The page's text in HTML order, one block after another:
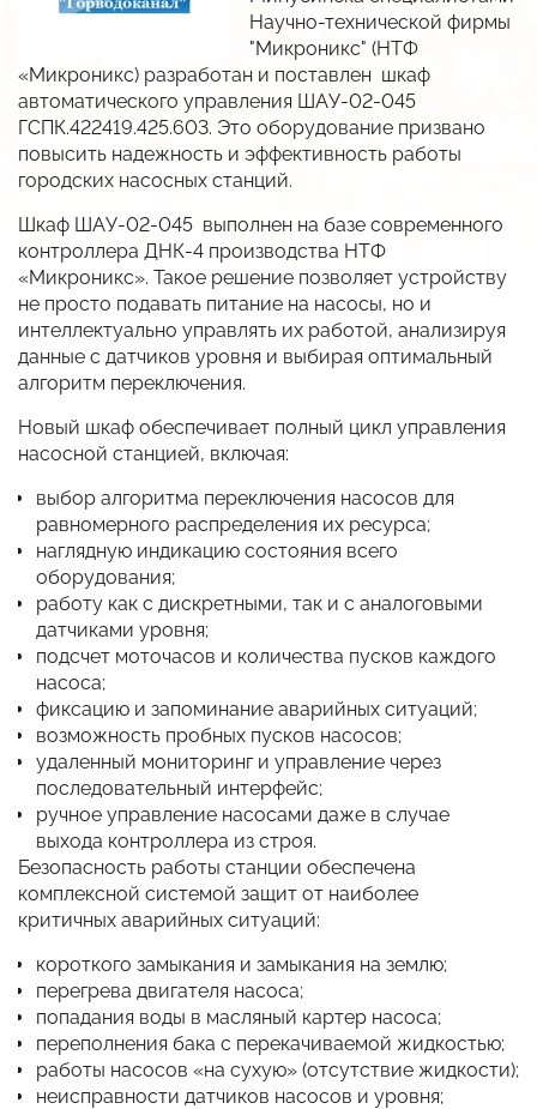
В разработке
Низкотемпературные LED-драйверы
Виброканал
Снято с производства
Импортозамещение
Прайс
Дилеры
Разработка систем и средств автоматики
Разработка изделий по ТЗ заказчика
АСУ Системы освещения
Автоматическая противогололёдная система
Разрешительная документация
Карточка предприятия
Публикации
История
Вакансии
Научно-технической фирмы
"Микроникс" (НТФ
«Микроникс) разработан и поставлен шкаф
автоматического управления ШАУ-02-045
ГСПК.422419.425.603. Это оборудование призвано
повысить надежность и эффективность работы
городских насосных станций.
Шкаф ШАУ-02-045 выполнен на базе современного
контроллера ДНК-4 производства НТФ
«Микроникс». Такое решение позволяет устройству
не просто подавать питание на насосы, но и
интеллектуально управлять их работой, анализируя
данные с датчиков уровня и выбирая оптимальный
алгоритм переключения.
Новый шкаф обеспечивает полный цикл управления
насосной станцией, включая:
выбор алгоритма переключения насосов для
равномерного распределения их ресурса;
наглядную индикацию состояния всего
оборудования;
работу как с дискретными, так и с аналоговыми
датчиками уровня;
подсчет моточасов и количества пусков каждого
насоса;
фиксацию и запоминание аварийных ситуаций;
возможность пробных пусков насосов;
удаленный мониторинг и управление через
последовательный интерфейс;
ручное управление насосами даже в случае
выхода контроллера из строя.
Безопасность работы станции обеспечена
комплексной системой защит от наиболее
критичных аварийных ситуаций:
короткого замыкания и замыкания на землю;
перегрева двигателя насоса;
попадания воды в масляный картер насоса;
переполнения бака с перекачиваемой жидкостью;
работы насосов «на сухую» (отсутствие жидкости);
неисправности датчиков насосов и уровня;